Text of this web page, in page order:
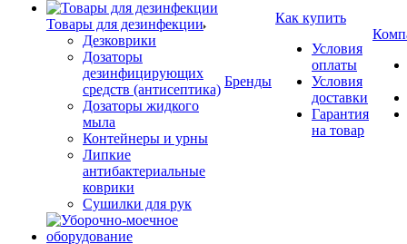
Товары для дезинфекции
Дезковрики
Дозаторы
дезинфицирующих
средств (антисептика)
Дозаторы жидкого
мыла
Контейнеры и урны
Липкие
антибактериальные
коврики
Сушилки для рук
Бренды
Как купить
Условия
оплаты
Условия
доставки
Гарантия
на товар